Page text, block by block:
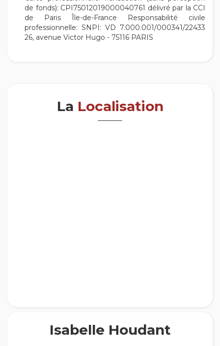
Isabelle Houdant
La Localisation
de fonds): CPI75012019000040761 délivré par la CCI
de Paris Île-de-France Responsabilité civile
professionnelle: SNPI: VD 7.000.001/000341/22433
26, avenue Victor Hugo - 75116 PARIS